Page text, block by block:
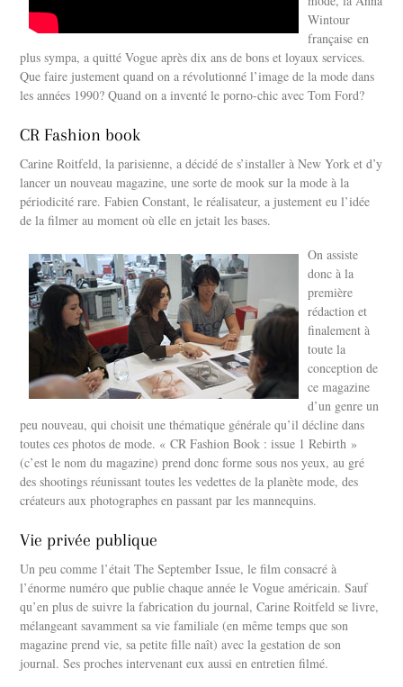
Wintour
française en
plus sympa, a quitté Vogue après dix ans de bons et loyaux services.
Que faire justement quand on a révolutionné l’image de la mode dans
les années 1990? Quand on a inventé le porno-chic avec Tom Ford?
CR Fashion book
Carine Roitfeld, la parisienne, a décidé de s’installer à New York et d’y
lancer un nouveau magazine, une sorte de mook sur la mode à la
périodicité rare. Fabien Constant, le réalisateur, a justement eu l’idée
de la filmer au moment où elle en jetait les bases.
On assiste
donc à la
première
rédaction et
finalement à
toute la
conception de
ce magazine
d’un genre un
peu nouveau, qui choisit une thématique générale qu’il décline dans
toutes ces photos de mode. « CR Fashion Book : issue 1 Rebirth »
(c’est le nom du magazine) prend donc forme sous nos yeux, au gré
des shootings réunissant toutes les vedettes de la planète mode, des
créateurs aux photographes en passant par les mannequins.
Vie privée publique
Un peu comme l’était The September Issue, le film consacré à
l’énorme numéro que publie chaque année le Vogue américain. Sauf
qu’en plus de suivre la fabrication du journal, Carine Roitfeld se livre,
mélangeant savamment sa vie familiale (en même temps que son
magazine prend vie, sa petite fille naît) avec la gestation de son
journal. Ses proches intervenant eux aussi en entretien filmé.